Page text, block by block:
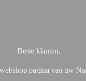
Beste klanten,
pagina van uw